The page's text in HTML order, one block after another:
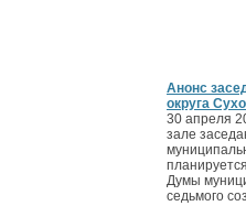
Анонс
округа
30 апреля
зале
Думы
седьмого